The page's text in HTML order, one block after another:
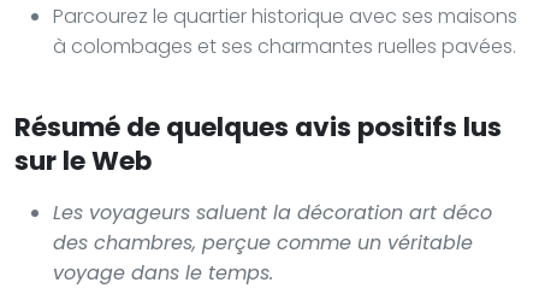
Parcourez le quartier historique avec ses maisons
à colombages et ses charmantes ruelles pavées.
Résumé de quelques avis positifs lus
sur le Web
Les voyageurs saluent la décoration art déco
des chambres, perçue comme un véritable
voyage dans le temps.